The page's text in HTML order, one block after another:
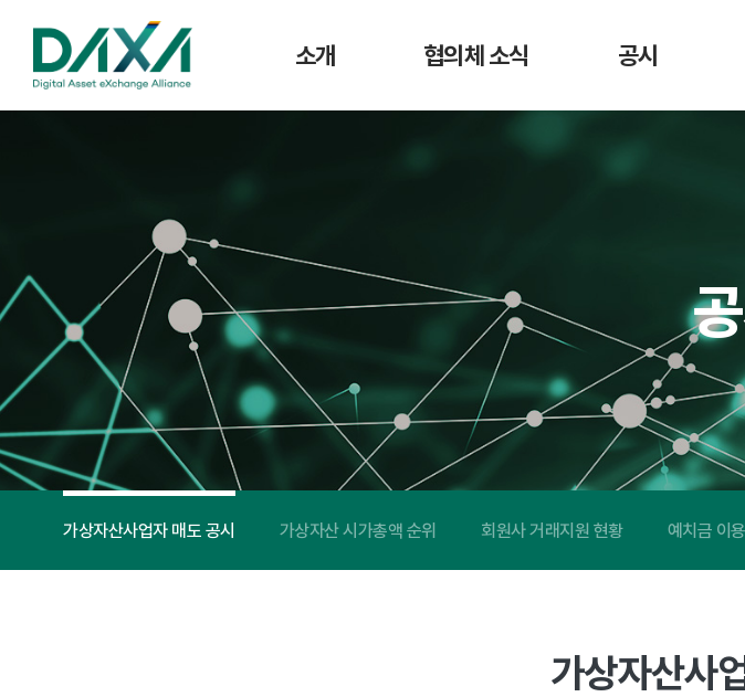
소개
회원사 현황
협의체 소식 공시
매도 공시
예치금 이용료율
비교 공시
수수료 비교 공시
거래소 잔고대사
결과 공시
가상자산사업자 매도 공시 가상자산 시가총액 순위 회원사 거래지원 현황 예치금 이
가상자산사